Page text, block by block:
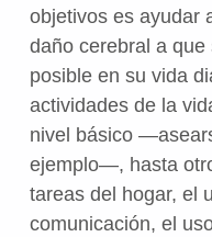
objetivos es ayudar
daño cerebral a
posible en su vida
actividades de la
nivel básico
ejemplo—, hasta
tareas del hogar, el
comunicación, el